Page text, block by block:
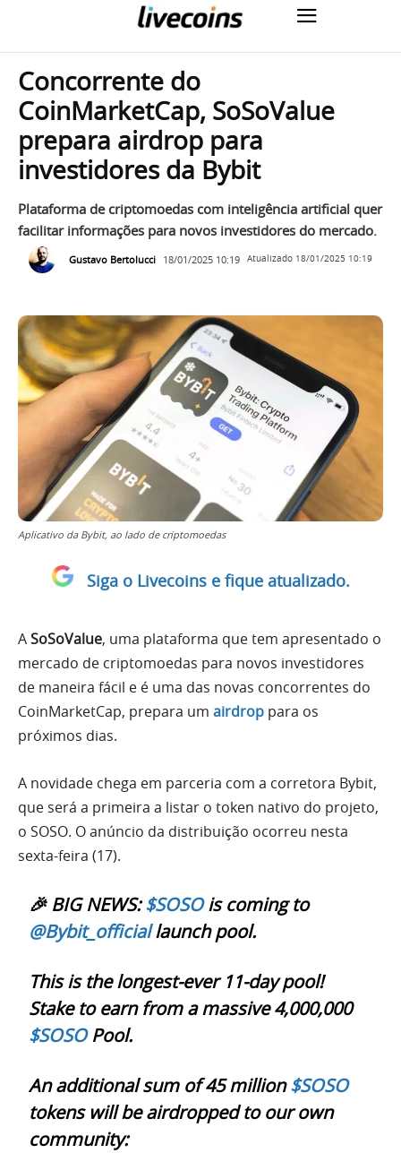
Concorrente do
CoinMarketCap, SoSoValue
prepara airdrop para
investidores da Bybit
Plataforma de criptomoedas com inteligência artificial quer
facilitar informações para novos investidores do mercado.
Gustavo Bertolucci 18/01/2025 10:19 Atualizado 18/01/2025 10:19
Aplicativo da Bybit, ao lado de criptomoedas
Siga o Livecoins e fique atualizado.
ASoSoValue, uma plataforma que tem apresentado o
mercado de criptomoedas para novos investidores
de maneira fácil e é uma das novas concorrentes do
CoinMarketCap, prepara um airdrop para os
próximos dias.
A novidade chega em parceria com a corretora Bybit,
que será a primeira a listar o token nativo do projeto,
o SOSO. O anúncio da distribuição ocorreu nesta
sexta-feira (17).
🎉 BIG NEWS:$SOSOis coming to
@Bybit_officiallaunch pool.
This is the longest-ever 11-day pool!
Stake to earn from a massive 4,000,000
$SOSOPool.
An additional sum of 45 million$SOSO
tokens will be airdropped to our own
community: